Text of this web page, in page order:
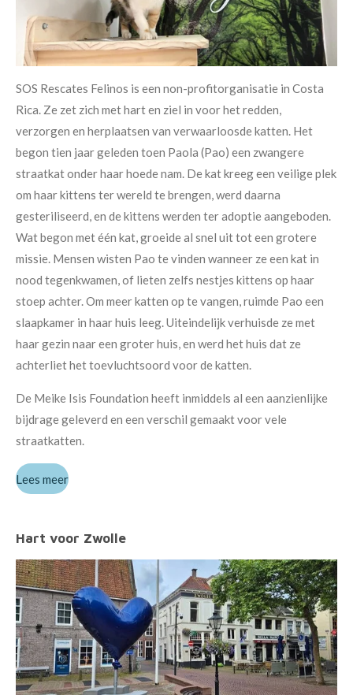
SOS Rescates Felinos is een non-profitorganisatie in Costa
Rica. Ze zet zich met hart en ziel in voor het redden,
verzorgen en herplaatsen van verwaarloosde katten. Het
begon tien jaar geleden toen Paola (Pao) een zwangere
straatkat onder haar hoede nam. De kat kreeg een veilige plek
om haar kittens ter wereld te brengen, werd daarna
gesteriliseerd, en de kittens werden ter adoptie aangeboden.
Wat begon met één kat, groeide al snel uit tot een grotere
missie. Mensen wisten Pao te vinden wanneer ze een kat in
nood tegenkwamen, of lieten zelfs nestjes kittens op haar
stoep achter. Om meer katten op te vangen, ruimde Pao een
slaapkamer in haar huis leeg. Uiteindelijk verhuisde ze met
haar gezin naar een groter huis, en werd het huis dat ze
achterliet het toevluchtsoord voor de katten.
De Meike Isis Foundation heeft inmiddels al een aanzienlijke
bijdrage geleverd en een verschil gemaakt voor vele
straatkatten.
Lees meer
Hart voor Zwolle